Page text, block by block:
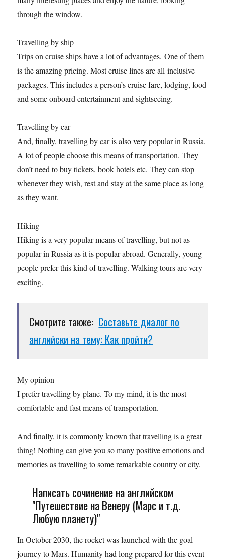
through the window.
Travelling by ship
Trips on cruise ships have a lot of advantages. One of them
is the amazing pricing. Most cruise lines are all-inclusive
packages. This includes a person’s cruise fare, lodging, food
and some onboard entertainment and sightseeing.
Travelling by car
And, finally, travelling by car is also very popular in Russia.
A lot of people choose this means of transportation. They
don’t need to buy tickets, book hotels etc. They can stop
whenever they wish, rest and stay at the same place as long
as they want.
Hiking
Hiking is a very popular means of travelling, but not as
popular in Russia as it is popular abroad. Generally, young
people prefer this kind of travelling. Walking tours are very
exciting.
Смотрите также: Составьте диалог по
английски на тему: Как пройти?
My opinion
I prefer travelling by plane. To my mind, it is the most
comfortable and fast means of transportation.
And finally, it is commonly known that travelling is a great
thing! Nothing can give you so many positive emotions and
memories as travelling to some remarkable country or city.
Написать сочинение на английском
"Путешествие на Венеру (Марс и т.д.
Любую планету)"
In October 2030, the rocket was launched with the goal
journey to Mars. Humanity had long prepared for this event